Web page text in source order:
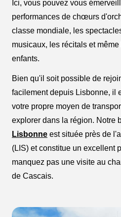
Ici, vous pouvez vous
performances de chœurs
classe mondiale, les
musicaux, les récitals et
enfants.
Bien qu'il soit possible de
facilement depuis Lisbonne, il
votre propre moyen de
explorer dans la région. Notre
Lisbonne est située près de
(LIS) et constitue un excellent
manquez pas une visite au
de Cascais.